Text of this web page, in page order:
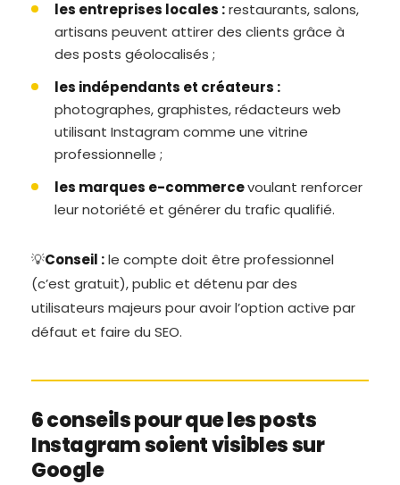
les entreprises locales :restaurants, salons,
artisans peuvent attirer des clients grâce à
des posts géolocalisés ;
les indépendants et créateurs :
photographes, graphistes, rédacteurs web
utilisant Instagram comme une vitrine
professionnelle ;
les marques e-commercevoulant renforcer
leur notoriété et générer du trafic qualifié.
💡Conseil :le compte doit être professionnel
(c’est gratuit), public et détenu par des
utilisateurs majeurs pour avoir l’option active par
défaut et faire du SEO.
6 conseils pour que les posts
Instagram soient visibles sur
Google